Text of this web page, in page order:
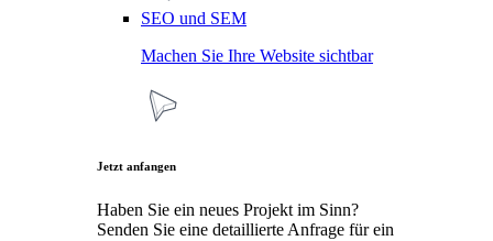
SEO und SEM
Machen Sie Ihre Website sichtbar
Jetzt anfangen
Haben Sie ein neues Projekt im Sinn?
Senden Sie eine detaillierte Anfrage für ein